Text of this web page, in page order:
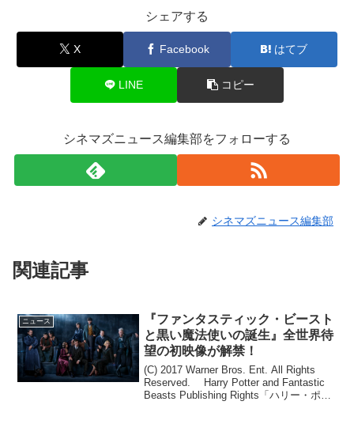
シェアする
X Facebook はてブ
LINE コピー
シネマズニュース編集部をフォローする
シネマズニュース編集部
関連記事
ニュース
『ファンタスティック・ビースト
と黒い魔法使いの誕生』全世界待
望の初映像が解禁！
(C) 2017 Warner Bros. Ent. All Rights
Reserved. Harry Potter and Fantastic
Beasts Publishing Rights「ハリー・ポッ